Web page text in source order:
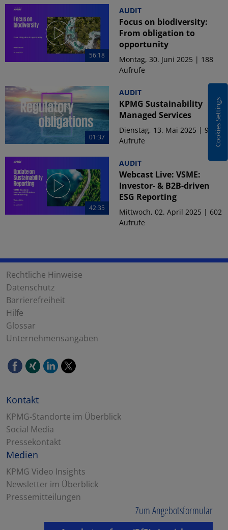
56:18
AUDIT
Focus on biodiversity:
From obligation to
opportunity
Montag, 30. Juni 2025 | 188
Aufrufe
01:37
AUDIT
KPMG Sustainability
Managed Services
Dienstag, 13. Mai 2025 | 916
Aufrufe
42:35
AUDIT
Webcast Live: VSME:
Investor- & B2B-driven
ESG Reporting
Mittwoch, 02. April 2025 | 602
Aufrufe
Cookies Settings
Rechtliche Hinweise
Datenschutz
Barrierefreiheit
Hilfe
Glossar
Unternehmensangaben
Kontakt
KPMG-Standorte im Überblick
Social Media
Pressekontakt
Medien
KPMG Video Insights
Newsletter im Überblick
Pressemitteilungen
Zum Angebotsformular